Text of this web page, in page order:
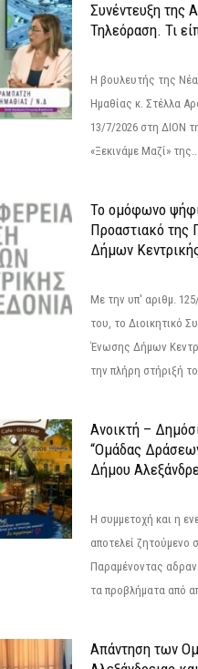
Συνέντευξη της
Τηλεόραση. Τι
Η βουλευτής της
Ημαθίας κ. Στέλλα
13/7/2026 στη ΔΙΟΝ
«Ξεκινάμε Μαζί»
Το ομόφωνο
Προαστιακό της
Δήμων
Με την υπ' αριθμ.
του, το Διοικητικό
Ένωσης Δήμων
την πλήρη στήριξή
Ανοικτή –
“Ομάδας
Δήμου
Η συμμετοχή και η
αποτελεί ζητούμενο
Παραμένοντας
τα προβλήματα από
Απάντηση των